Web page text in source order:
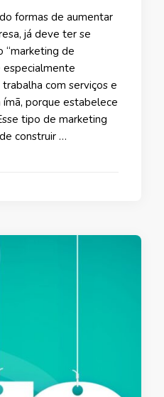
formas de aumentar
já deve ter se
“marketing de
especialmente
com serviços e
porque estabelece
tipo de marketing
construir …